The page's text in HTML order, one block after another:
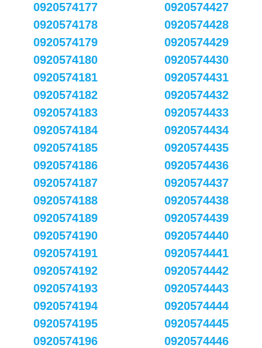
0920574177
0920574178
0920574179
0920574180
0920574181
0920574182
0920574183
0920574184
0920574185
0920574186
0920574187
0920574188
0920574189
0920574190
0920574191
0920574192
0920574193
0920574194
0920574195
0920574196
0920574427
0920574428
0920574429
0920574430
0920574431
0920574432
0920574433
0920574434
0920574435
0920574436
0920574437
0920574438
0920574439
0920574440
0920574441
0920574442
0920574443
0920574444
0920574445
0920574446